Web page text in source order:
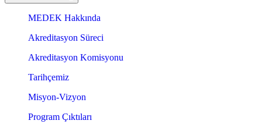
MEDEK Hakkında
Akreditasyon Süreci
Akreditasyon Komisyonu
Tarihçemiz
Misyon-Vizyon
Program Çıktıları